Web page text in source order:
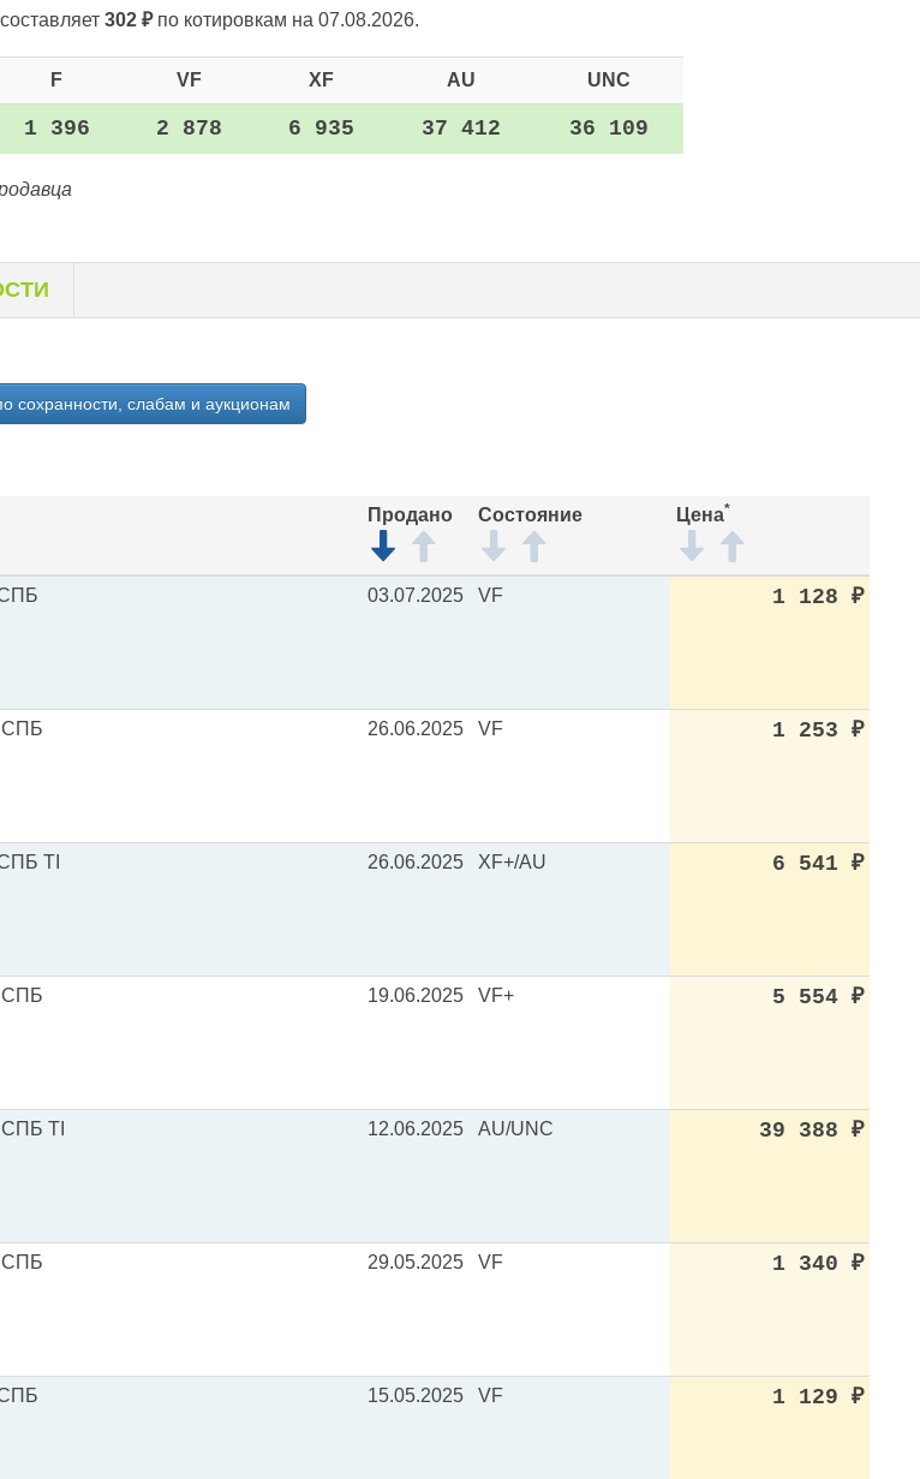
составляет 302 ₽по котировкам на 07.08.2026.
F VF XF AU UNC
1 396 2 878 6 935 37 412 36 109
сохранности, слабам и аукционам
Продано Состояние Цена*
03.07.2025 VF 1 128 ₽
СПБ 26.06.2025 VF 1 253 ₽
TI 26.06.2025 XF+/AU 6 541 ₽
СПБ 19.06.2025 VF+ 5 554 ₽
СПБ TI 12.06.2025 AU/UNC 39 388 ₽
СПБ 29.05.2025 VF 1 340 ₽
15.05.2025 VF 1 129 ₽